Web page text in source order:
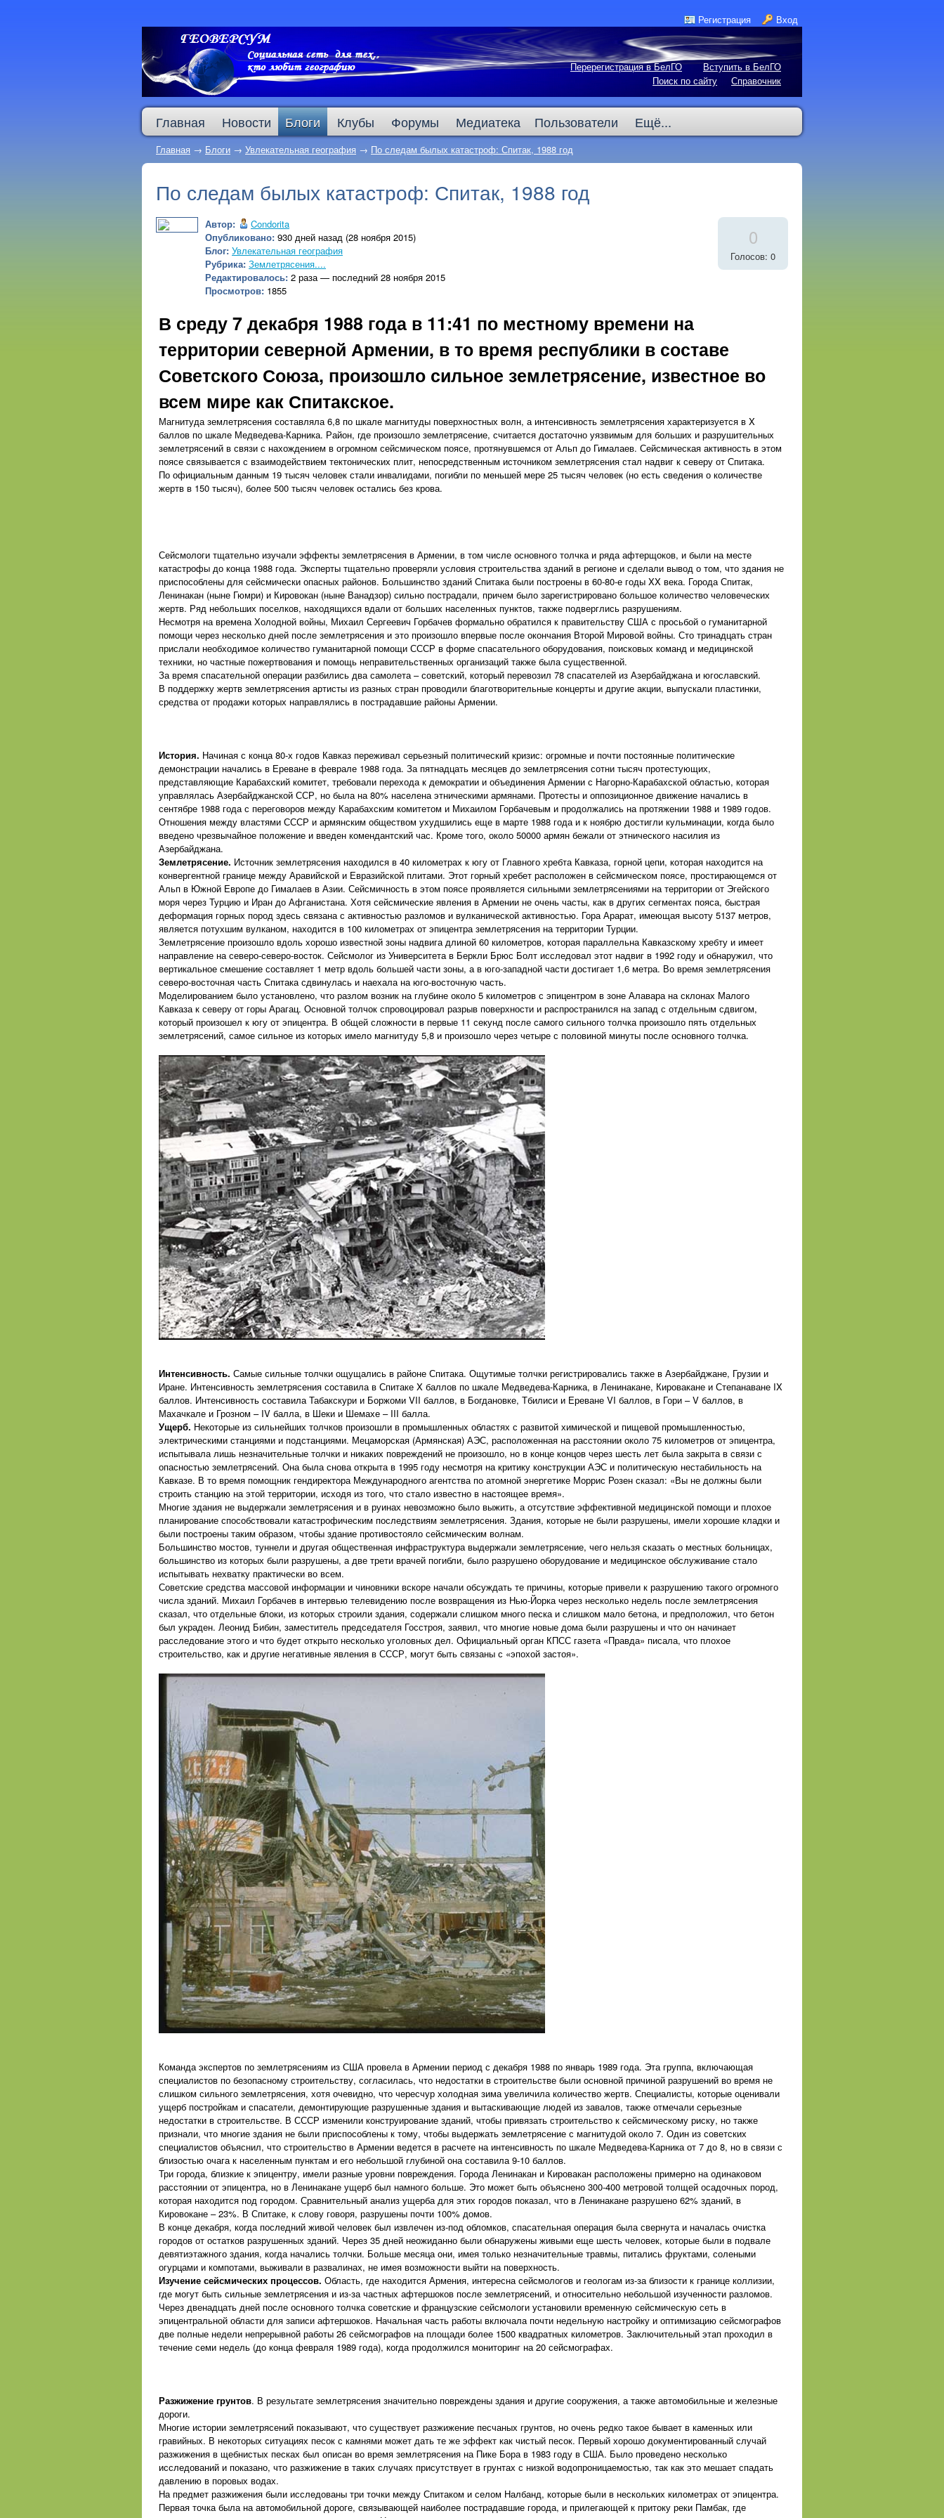
Регистрация Вход
Перерегистрация в БелГО
Вступить в БелГО
Поиск по сайту
Справочник
Главная Новости Блоги Клубы Форумы Медиатека Пользователи Ещё...
Главная → Блоги → Увлекательная география → По следам былых катастроф: Спитак, 1988 год
По следам былых катастроф: Спитак, 1988 год
Автор:
Condorita
Опубликовано: 930 дней назад (28 ноября 2015)
Блог: Увлекательная география
Рубрика: Землетрясения....
Редактировалось: 2 раза — последний 28 ноября 2015
Просмотров: 1855
0
Голосов: 0
В среду 7 декабря 1988 года в 11:41 по местному времени на
территории северной Армении, в то время республики в составе
Советского Союза, произошло сильное землетрясение, известное во
всем мире как Спитакское.
Магнитуда землетрясения составляла 6,8 по шкале магнитуды поверхностных волн, а интенсивность землетрясения характеризуется в X
баллов по шкале Медведева-Карника. Район, где произошло землетрясение, считается достаточно уязвимым для больших и разрушительных
землетрясений в связи с нахождением в огромном сейсмическом поясе, протянувшемся от Альп до Гималаев. Сейсмическая активность в этом
поясе связывается с взаимодействием тектонических плит, непосредственным источником землетрясения стал надвиг к северу от Спитака.
По официальным данным 19 тысяч человек стали инвалидами, погибли по меньшей мере 25 тысяч человек (но есть сведения о количестве
жертв в 150 тысяч), более 500 тысяч человек остались без крова.
Сейсмологи тщательно изучали эффекты землетрясения в Армении, в том числе основного толчка и ряда афтерщоков, и были на месте
катастрофы до конца 1988 года. Эксперты тщательно проверяли условия строительства зданий в регионе и сделали вывод о том, что здания не
приспособлены для сейсмически опасных районов. Большинство зданий Спитака были построены в 60-80-е годы XX века. Города Спитак,
Ленинакан (ныне Гюмри) и Кировокан (ныне Ванадзор) сильно пострадали, причем было зарегистрировано большое количество человеческих
жертв. Ряд небольших поселков, находящихся вдали от больших населенных пунктов, также подверглись разрушениям.
Несмотря на времена Холодной войны, Михаил Сергеевич Горбачев формально обратился к правительству США с просьбой о гуманитарной
помощи через несколько дней после землетрясения и это произошло впервые после окончания Второй Мировой войны. Сто тринадцать стран
прислали необходимое количество гуманитарной помощи СССР в форме спасательного оборудования, поисковых команд и медицинской
техники, но частные пожертвования и помощь неправительственных организаций также была существенной.
За время спасательной операции разбились два самолета – советский, который перевозил 78 спасателей из Азербайджана и югославский.
В поддержку жертв землетрясения артисты из разных стран проводили благотворительные концерты и другие акции, выпускали пластинки,
средства от продажи которых направлялись в пострадавшие районы Армении.
История. Начиная с конца 80-х годов Кавказ переживал серьезный политический кризис: огромные и почти постоянные политические
демонстрации начались в Ереване в феврале 1988 года. За пятнадцать месяцев до землетрясения сотни тысяч протестующих,
представляющие Карабахский комитет, требовали перехода к демократии и объединения Армении с Нагорно-Карабахской областью, которая
управлялась Азербайджанской ССР, но была на 80% населена этническими армянами. Протесты и оппозиционное движение начались в
сентябре 1988 года с переговоров между Карабахским комитетом и Михаилом Горбачевым и продолжались на протяжении 1988 и 1989 годов.
Отношения между властями СССР и армянским обществом ухудшились еще в марте 1988 года и к ноябрю достигли кульминации, когда было
введено чрезвычайное положение и введен комендантский час. Кроме того, около 50000 армян бежали от этнического насилия из
Азербайджана.
Землетрясение. Источник землетрясения находился в 40 километрах к югу от Главного хребта Кавказа, горной цепи, которая находится на
конвергентной границе между Аравийской и Евразийской плитами. Этот горный хребет расположен в сейсмическом поясе, простирающемся от
Альп в Южной Европе до Гималаев в Азии. Сейсмичность в этом поясе проявляется сильными землетрясениями на территории от Эгейского
моря через Турцию и Иран до Афганистана. Хотя сейсмические явления в Армении не очень часты, как в других сегментах пояса, быстрая
деформация горных пород здесь связана с активностью разломов и вулканической активностью. Гора Арарат, имеющая высоту 5137 метров,
является потухшим вулканом, находится в 100 километрах от эпицентра землетрясения на территории Турции.
Землетрясение произошло вдоль хорошо известной зоны надвига длиной 60 километров, которая параллельна Кавказскому хребту и имеет
направление на северо-северо-восток. Сейсмолог из Университета в Беркли Брюс Болт исследовал этот надвиг в 1992 году и обнаружил, что
вертикальное смешение составляет 1 метр вдоль большей части зоны, а в юго-западной части достигает 1,6 метра. Во время землетрясения
северо-восточная часть Спитака сдвинулась и наехала на юго-восточную часть.
Моделированием было установлено, что разлом возник на глубине около 5 километров с эпицентром в зоне Алавара на склонах Малого
Кавказа к северу от горы Арагац. Основной толчок спровоцировал разрыв поверхности и распространился на запад с отдельным сдвигом,
который произошел к югу от эпицентра. В общей сложности в первые 11 секунд после самого сильного толчка произошло пять отдельных
землетрясений, самое сильное из которых имело магнитуду 5,8 и произошло через четыре с половиной минуты после основного толчка.
Интенсивность. Самые сильные толчки ощущались в районе Спитака. Ощутимые толчки регистрировались также в Азербайджане, Грузии и
Иране. Интенсивность землетрясения составила в Спитаке X баллов по шкале Медведева-Карника, в Ленинакане, Кировакане и Степанаване IX
баллов. Интенсивность составила Табакскури и Боржоми VII баллов, в Богдановке, Тбилиси и Ереване VI баллов, в Гори – V баллов, в
Махачкале и Грозном – IV балла, в Шеки и Шемахе – III балла.
Ущерб. Некоторые из сильнейших толчков произошли в промышленных областях с развитой химической и пищевой промышленностью,
электрическими станциями и подстанциями. Мецаморская (Армянская) АЭС, расположенная на расстоянии около 75 километров от эпицентра,
испытывала лишь незначительные толчки и никаких повреждений не произошло, но в конце концов через шесть лет была закрыта в связи с
опасностью землетрясений. Она была снова открыта в 1995 году несмотря на критику конструкции АЭС и политическую нестабильность на
Кавказе. В то время помощник гендиректора Международного агентства по атомной энергетике Моррис Розен сказал: «Вы не должны были
строить станцию на этой территории, исходя из того, что стало известно в настоящее время».
Многие здания не выдержали землетрясения и в руинах невозможно было выжить, а отсутствие эффективной медицинской помощи и плохое
планирование способствовали катастрофическим последствиям землетрясения. Здания, которые не были разрушены, имели хорошие кладки и
были построены таким образом, чтобы здание противостояло сейсмическим волнам.
Большинство мостов, туннели и другая общественная инфраструктура выдержали землетрясение, чего нельзя сказать о местных больницах,
большинство из которых были разрушены, а две трети врачей погибли, было разрушено оборудование и медицинское обслуживание стало
испытывать нехватку практически во всем.
Советские средства массовой информации и чиновники вскоре начали обсуждать те причины, которые привели к разрушению такого огромного
числа зданий. Михаил Горбачев в интервью телевидению после возвращения из Нью-Йорка через несколько недель после землетрясения
сказал, что отдельные блоки, из которых строили здания, содержали слишком много песка и слишком мало бетона, и предположил, что бетон
был украден. Леонид Бибин, заместитель председателя Госстроя, заявил, что многие новые дома были разрушены и что он начинает
расследование этого и что будет открыто несколько уголовных дел. Официальный орган КПСС газета «Правда» писала, что плохое
строительство, как и другие негативные явления в СССР, могут быть связаны с «эпохой застоя».
Команда экспертов по землетрясениям из США провела в Армении период с декабря 1988 по январь 1989 года. Эта группа, включающая
специалистов по безопасному строительству, согласилась, что недостатки в строительстве были основной причиной разрушений во время не
слишком сильного землетрясения, хотя очевидно, что чересчур холодная зима увеличила количество жертв. Специалисты, которые оценивали
ущерб постройкам и спасатели, демонтирующие разрушенные здания и вытаскивающие людей из завалов, также отмечали серьезные
недостатки в строительстве. В СССР изменили конструирование зданий, чтобы привязать строительство к сейсмическому риску, но также
признали, что многие здания не были приспособлены к тому, чтобы выдержать землетрясение с магнитудой около 7. Один из советских
специалистов объяснил, что строительство в Армении ведется в расчете на интенсивность по шкале Медведева-Карника от 7 до 8, но в связи с
близостью очага к населенным пунктам и его небольшой глубиной она составила 9-10 баллов.
Три города, близкие к эпицентру, имели разные уровни повреждения. Города Ленинакан и Кировакан расположены примерно на одинаковом
расстоянии от эпицентра, но в Ленинакане ущерб был намного больше. Это может быть объяснено 300-400 метровой толщей осадочных пород,
которая находится под городом. Сравнительный анализ ущерба для этих городов показал, что в Ленинакане разрушено 62% зданий, в
Кировокане – 23%. В Спитаке, к слову говоря, разрушены почти 100% домов.
В конце декабря, когда последний живой человек был извлечен из-под обломков, спасательная операция была свернута и началась очистка
городов от остатков разрушенных зданий. Через 35 дней неожиданно были обнаружены живыми еще шесть человек, которые были в подвале
девятиэтажного здания, когда начались толчки. Больше месяца они, имея только незначительные травмы, питались фруктами, солеными
огурцами и компотами, выживали в развалинах, не имея возможности выйти на поверхность.
Изучение сейсмических процессов. Область, где находится Армения, интересна сейсмологов и геологам из-за близости к границе коллизии,
где могут быть сильные землетрясения и из-за частных афтершоков после землетрясений, и относительно небольшой изученности разломов.
Через двенадцать дней после основного толчка советские и французские сейсмологи установили временную сейсмическую сеть в
эпицентральной области для записи афтершоков. Начальная часть работы включала почти недельную настройку и оптимизацию сейсмографов
две полные недели непрерывной работы 26 сейсмографов на площади более 1500 квадратных километров. Заключительный этап проходил в
течение семи недель (до конца февраля 1989 года), когда продолжился мониторинг на 20 сейсмографах.
Разжижение грунтов. В результате землетрясения значительно повреждены здания и другие сооружения, а также автомобильные и железные
дороги.
Многие истории землетрясений показывают, что существует разжижение песчаных грунтов, но очень редко такое бывает в каменных или
гравийных. В некоторых ситуациях песок с камнями может дать те же эффект как чистый песок. Первый хорошо документированный случай
разжижения в щебнистых песках был описан во время землетрясения на Пике Бора в 1983 году в США. Было проведено несколько
исследований и показано, что разжижение в таких случаях присутствует в грунтах с низкой водопроницаемостью, так как это мешает спадать
давлению в поровых водах.
На предмет разжижения были исследованы три точки между Спитаком и селом Налбанд, которые были в нескольких километрах от эпицентра.
Первая точка была на автомобильной дороге, связывающей наиболее пострадавшие города, и прилегающей к притоку реки Памбак, где